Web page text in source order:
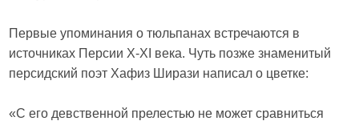
Первые упоминания о тюльпанах встречаются в
источниках Персии X-XI века. Чуть позже знаменитый
персидский поэт Хафиз Ширази написал о цветке:
«С его девственной прелестью не может сравниться